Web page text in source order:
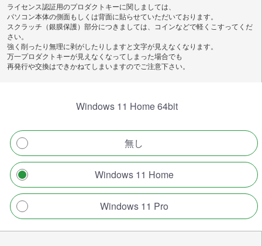
ライセンス認証用のプロダクトキーに関しましては、
パソコン本体の側面もしくは背面に貼らせていただいております。
スクラッチ（銀膜保護）部分につきましては、コインなどで軽くこすってくだ
さい。
強く削ったり無理に剥がしたりしますと文字が見えなくなります。
万一プロダクトキーが見えなくなってしまった場合でも
再発行や交換はできかねてしまいますのでご注意下さい。
Windows 11 Home 64bit
無し
Windows 11 Home
Windows 11 Pro